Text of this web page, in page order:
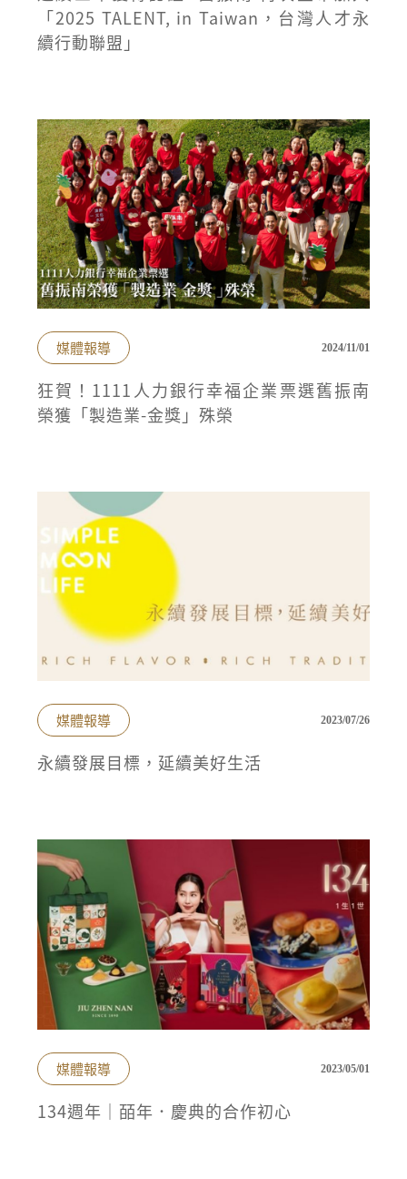
「2025 TALENT, in Taiwan，台灣人才永
續行動聯盟」
媒體報導 2024/11/01
狂賀！1111人力銀行幸福企業票選舊振南
榮獲「製造業-金獎」殊榮
媒體報導 2023/07/26
永續發展目標，延續美好生活
媒體報導 2023/05/01
134週年｜皕年．慶典的合作初心